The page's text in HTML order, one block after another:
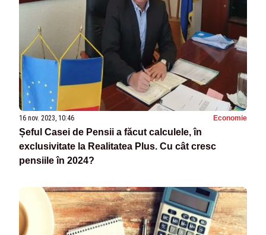
16 nov. 2023, 10:46 Economie
Șeful Casei de Pensii a făcut calculele, în
exclusivitate la Realitatea Plus. Cu cât cresc
pensiile în 2024?